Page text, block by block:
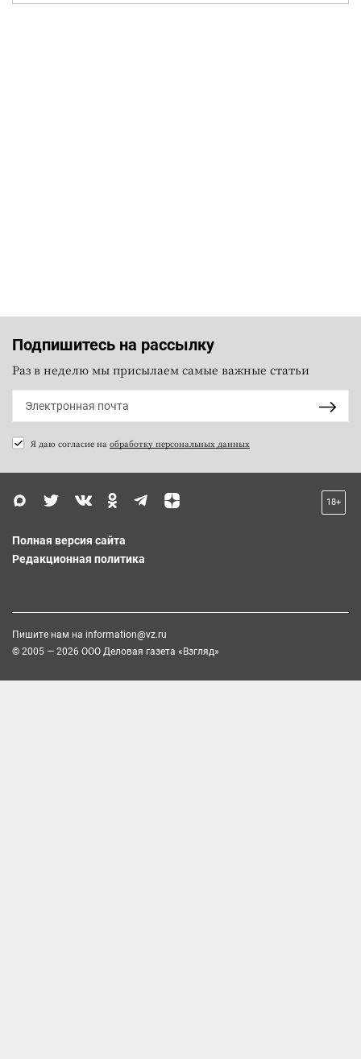
Подпишитесь на рассылку
Раз в неделю мы присылаем самые важные статьи
Я даю согласие на обработку персональных данных
18+
Полная версия сайта
Редакционная политика
Пишите нам на information@vz.ru
© 2005 — 2026 ООО Деловая газета «Взгляд»